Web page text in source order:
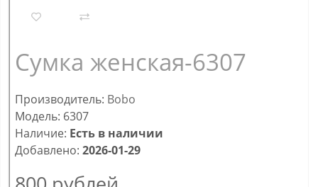
Сумка женская-6307
Производитель: Bobo
Модель: 6307
Наличие: Есть в наличии
Добавлено: 2026-01-29